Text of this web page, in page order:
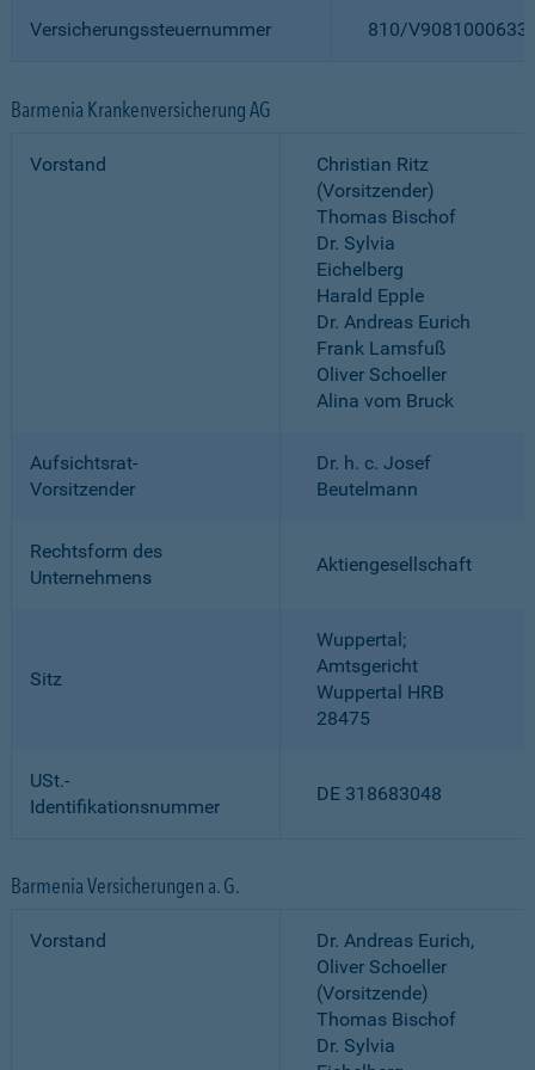
Versicherungssteuernummer 810/
Barmenia Krankenversicherung AG
Vorstand
Christian Ritz
(Vorsitzender)
Thomas Bischof
Dr. Sylvia
Eichelberg
Harald Epple
Dr. Andreas Eurich
Frank Lamsfuß
Oliver Schoeller
Alina vom Bruck
Aufsichtsrat-
Vorsitzender
Dr. h. c. Josef
Beutelmann
Rechtsform des
Unternehmens
Aktiengesellschaft
Sitz
Wuppertal;
Amtsgericht
Wuppertal HRB
28475
USt.-
Identifikationsnummer
DE 318683048
Barmenia Versicherungen a. G.
Vorstand
Dr. Andreas Eurich,
Oliver Schoeller
(Vorsitzende)
Thomas Bischof
Dr. Sylvia